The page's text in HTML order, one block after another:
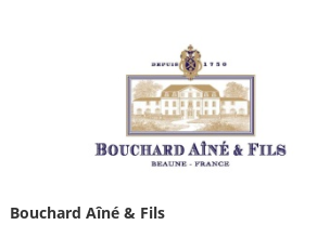
Bouchard Aîné & Fils